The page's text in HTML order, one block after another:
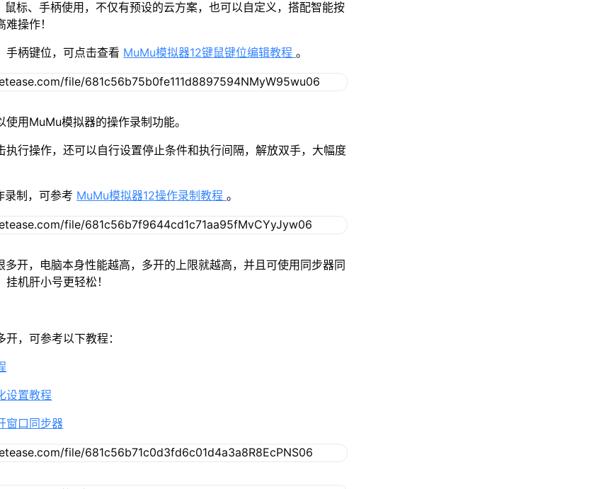
标、手柄使用，不仅有预设的云方案，也可以自定义，搭配智能按
操作！
手柄键位，可点击查看 MuMu模拟器12键鼠键位编辑教程。
用MuMu模拟器的操作录制功能。
执行操作，还可以自行设置停止条件和执行间隔，解放双手，大幅度
录制，可参考 MuMu模拟器12操作录制教程。
多开，电脑本身性能越高，多开的上限就越高，并且可使用同步器同
机肝小号更轻松！
，可参考以下教程：
设置教程
窗口同步器